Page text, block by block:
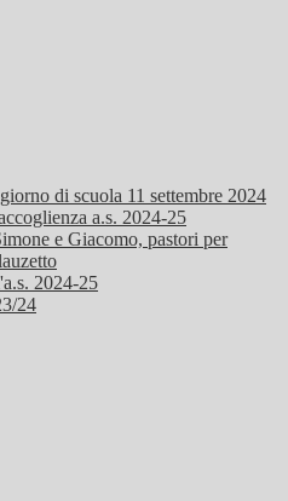
di scuola 11 settembre 2024
a.s. 2024-25
e Giacomo, pastori per
2024-25
24